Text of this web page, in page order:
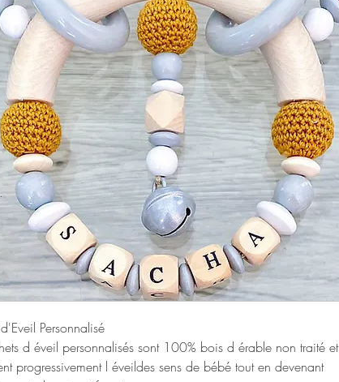
Personnalisé
d éveil personnalisés sont 100% bois d érable non traité et
progressivement l éveildes sens de bébé tout en devenant